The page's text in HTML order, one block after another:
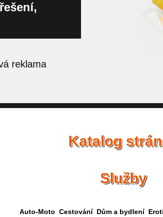
reklama
Katalog
Služby
Auto-Moto Cestování Dům a bydlení